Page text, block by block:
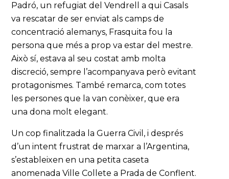
Padró, un refugiat del Vendrell a qui Casals
va rescatar de ser enviat als camps de
concentració alemanys, Frasquita fou la
persona que més a prop va estar del mestre.
Això sí, estava al seu costat amb molta
discreció, sempre l’acompanyava però evitant
protagonismes. També remarca, com totes
les persones que la van conèixer, que era
una dona molt elegant.
Un cop finalitzada la Guerra Civil, i després
d’un intent frustrat de marxar a l’Argentina,
s’estableixen en una petita caseta
anomenada Ville Collete a Prada de Conflent.